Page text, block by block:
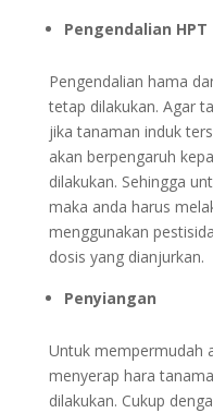
Pengendalian HPT
Pengendalian hama
tetap dilakukan. Agar
jika tanaman induk
akan berpengaruh
dilakukan. Sehingga
maka anda harus
menggunakan
dosis yang dianjurkan.
Penyiangan
Untuk mempermudah
menyerap hara
dilakukan. Cukup